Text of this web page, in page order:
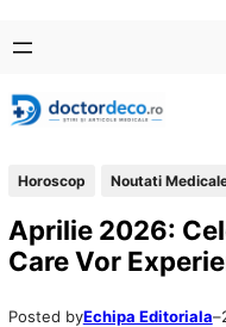
conținut
content
Horoscop Noutati
Aprilie 2026:
Care Vor
Posted byEchipa Editoriala–